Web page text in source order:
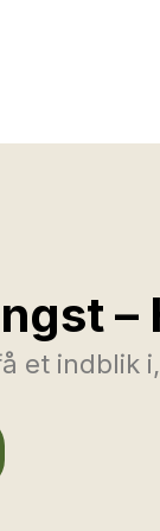
et indblik